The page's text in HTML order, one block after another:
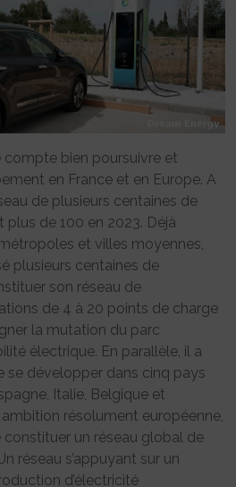
compte bien poursuivre et
en France et en Europe. A
de plusieurs centaines de
de 100 en 2023. Déjà
et villes moyennes,
plusieurs centaines de
son réseau de
de 4 à 20 points de charge
la mutation du parc
électrique. En parallèle, il a
se développer dans cinq pays
Italie, Belgique et
résolument européenne,
constituer un réseau global de
réseau s’appuyant sur un
d’électricité